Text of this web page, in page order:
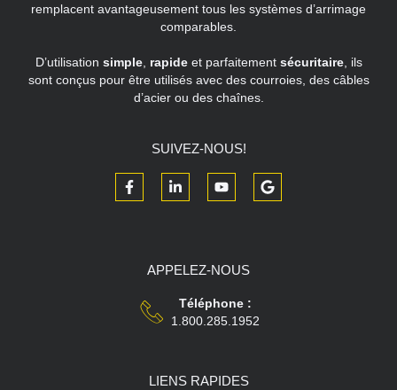
remplacent avantageusement tous les systèmes d’arrimage
comparables.
D’utilisation simple, rapideet parfaitement sécuritaire, ils
sont conçus pour être utilisés avec des courroies, des câbles
d’acier ou des chaînes.
SUIVEZ-NOUS!
APPELEZ-NOUS
Téléphone :
1.800.285.1952
LIENS RAPIDES